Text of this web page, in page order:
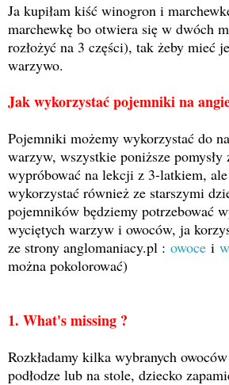
Ja kupiłam kiść winogron i
marchewkę bo otwiera się w dwóch
rozłożyć na 3 części), tak żeby mieć
warzywo.
Jak wykorzystać pojemniki na
Pojemniki możemy wykorzystać do
warzyw, wszystkie poniższe pomysły
wypróbować na lekcji z 3-latkiem,
wykorzystać również ze starszymi
pojemników będziemy potrzebować
wyciętych warzyw i owoców, ja
ze strony anglomaniacy.pl : owoce i
można pokolorować)
1. What's missing ?
Rozkładamy kilka wybranych
podłodze lub na stole, dziecko